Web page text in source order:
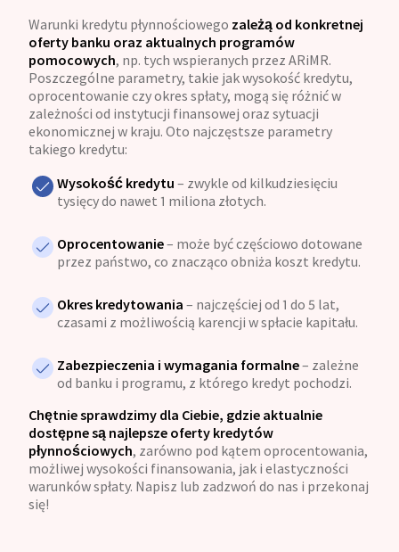
Warunki kredytu płynnościowego zależą od konkretnej
oferty banku oraz aktualnych programów
pomocowych, np. tych wspieranych przez ARiMR.
Poszczególne parametry, takie jak wysokość kredytu,
oprocentowanie czy okres spłaty, mogą się różnić w
zależności od instytucji finansowej oraz sytuacji
ekonomicznej w kraju. Oto najczęstsze parametry
takiego kredytu:
Wysokość kredytu – zwykle od kilkudziesięciu
tysięcy do nawet 1 miliona złotych.
Oprocentowanie– może być częściowo dotowane
przez państwo, co znacząco obniża koszt kredytu.
Okres kredytowania – najczęściej od 1 do 5 lat,
czasami z możliwością karencji w spłacie kapitału.
Zabezpieczenia i wymagania formalne– zależne
od banku i programu, z którego kredyt pochodzi.
Chętnie sprawdzimy dla Ciebie, gdzie aktualnie
dostępne są najlepsze oferty kredytów
płynnościowych, zarówno pod kątem oprocentowania,
możliwej wysokości finansowania, jak i elastyczności
warunków spłaty. Napisz lub zadzwoń do nas i przekonaj
się!